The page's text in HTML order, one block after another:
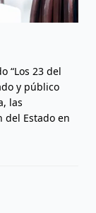
“Los 23 del
y público
las
Estado en